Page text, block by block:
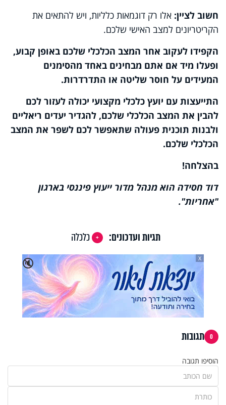
חשוב לציין: אלו רק דוגמאות כלליות, ויש להתאים את
הקריטריונים למצב האישי שלכם.
הקפידו לעקוב אחר המצב הכלכלי שלכם באופן קבוע,
ופעלו מיד אם אתם מבחינים באחד מהסימנים
המעידים על חוסר שליטה או התדרדרות.
התייעצות עם יועץ כלכלי מקצועי יכולה לעזור לכם
להבין את המצב הכלכלי שלכם, להגדיר יעדים ריאליים
ולבנות תוכנית פעולה שתאפשר לכם לשפר את המצב
הכלכלי שלכם.
בהצלחה!
דוד חסידה הוא מנהל מדור ייעוץ פיננסי בארגון
"אחריות"
.
תגיות ועדכונים:
כלכלה
🔇
X
0 תגובות
הוסיפו תגובה